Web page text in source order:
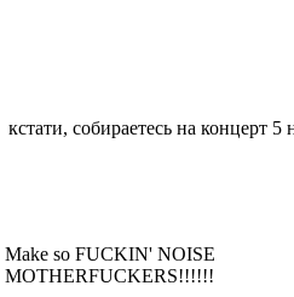
кстати, собираетесь на концерт 5
Make so FUCKIN' NOISE
MOTHERFUCKERS!!!!!!